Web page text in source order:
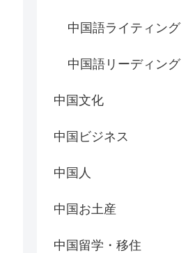
中国語ライティング
中国語リーディング
中国文化
中国ビジネス
中国人
中国お土産
中国留学・移住